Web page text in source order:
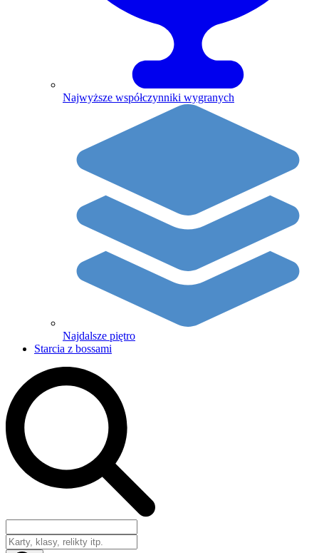
Najwyższe współczynniki wygranych
Najdalsze piętro
Starcia z bossami